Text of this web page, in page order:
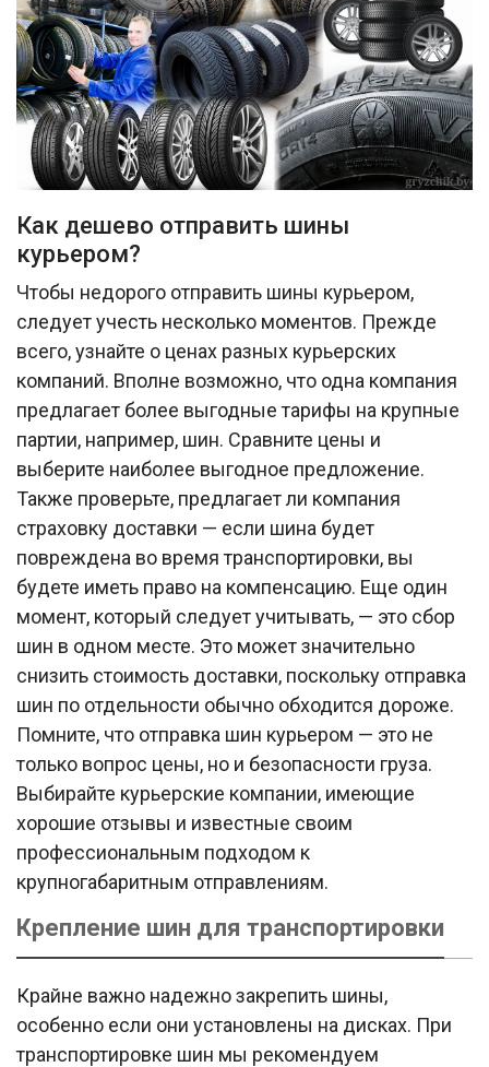
Как дешево отправить шины
курьером?
Чтобы недорого отправить шины курьером,
следует учесть несколько моментов. Прежде
всего, узнайте о ценах разных курьерских
компаний. Вполне возможно, что одна компания
предлагает более выгодные тарифы на крупные
партии, например, шин. Сравните цены и
выберите наиболее выгодное предложение.
Также проверьте, предлагает ли компания
страховку доставки — если шина будет
повреждена во время транспортировки, вы
будете иметь право на компенсацию. Еще один
момент, который следует учитывать, — это сбор
шин в одном месте. Это может значительно
снизить стоимость доставки, поскольку отправка
шин по отдельности обычно обходится дороже.
Помните, что отправка шин курьером — это не
только вопрос цены, но и безопасности груза.
Выбирайте курьерские компании, имеющие
хорошие отзывы и известные своим
профессиональным подходом к
крупногабаритным отправлениям.
Крепление шин для транспортировки
Крайне важно надежно закрепить шины,
особенно если они установлены на дисках. При
транспортировке шин мы рекомендуем